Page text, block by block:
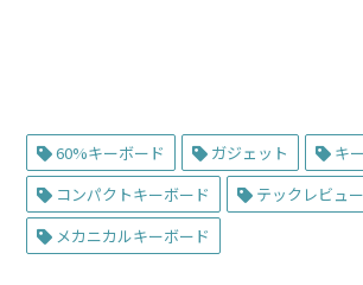
60%キーボード ガジェット
キ
コンパクトキーボード
テックレビュー
メカニカルキーボード